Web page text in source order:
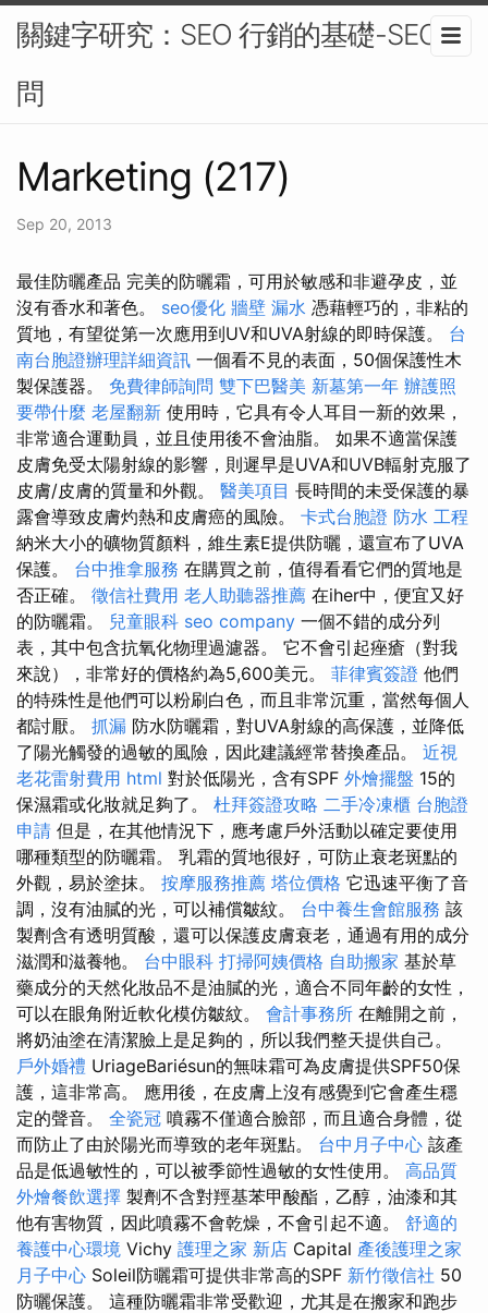
關鍵字研究：SEO 行銷的基礎-SEO顧
問
Marketing (217)
Sep 20, 2013
最佳防曬產品 完美的防曬霜，可用於敏感和非避孕皮，並
沒有香水和著色。 seo優化 牆壁 漏水 憑藉輕巧的，非粘的
質地，有望從第一次應用到UV和UVA射線的即時保護。 台
南台胞證辦理詳細資訊 一個看不見的表面，50個保護性木
製保護器。 免費律師詢問 雙下巴醫美 新墓第一年 辦護照
要帶什麼 老屋翻新 使用時，它具有令人耳目一新的效果，
非常適合運動員，並且使用後不會油脂。 如果不適當保護
皮膚免受太陽射線的影響，則遲早是UVA和UVB輻射克服了
皮膚/皮膚的質量和外觀。 醫美項目 長時間的未受保護的暴
露會導致皮膚灼熱和皮膚癌的風險。 卡式台胞證 防水 工程
納米大小的礦物質顏料，維生素E提供防曬，還宣布了UVA
保護。 台中推拿服務 在購買之前，值得看看它們的質地是
否正確。 徵信社費用 老人助聽器推薦 在iher中，便宜又好
的防曬霜。 兒童眼科 seo company 一個不錯的成分列
表，其中包含抗氧化物理過濾器。 它不會引起痤瘡（對我
來說），非常好的價格約為5,600美元。 菲律賓簽證 他們
的特殊性是他們可以粉刷白色，而且非常沉重，當然每個人
都討厭。 抓漏 防水防曬霜，對UVA射線的高保護，並降低
了陽光觸發的過敏的風險，因此建議經常替換產品。 近視
老花雷射費用 html 對於低陽光，含有SPF 外燴擺盤 15的
保濕霜或化妝就足夠了。 杜拜簽證攻略 二手冷凍櫃 台胞證
申請 但是，在其他情況下，應考慮戶外活動以確定要使用
哪種類型的防曬霜。 乳霜的質地很好，可防止衰老斑點的
外觀，易於塗抹。 按摩服務推薦 塔位價格 它迅速平衡了音
調，沒有油膩的光，可以補償皺紋。 台中養生會館服務 該
製劑含有透明質酸，還可以保護皮膚衰老，通過有用的成分
滋潤和滋養牠。 台中眼科 打掃阿姨價格 自助搬家 基於草
藥成分的天然化妝品不是油膩的光，適合不同年齡的女性，
可以在眼角附近軟化模仿皺紋。 會計事務所 在離開之前，
將奶油塗在清潔臉上是足夠的，所以我們整天提供自己。
戶外婚禮 UriageBariésun的無味霜可為皮膚提供SPF50保
護，這非常高。 應用後，在皮膚上沒有感覺到它會產生穩
定的聲音。 全瓷冠 噴霧不僅適合臉部，而且適合身體，從
而防止了由於陽光而導致的老年斑點。 台中月子中心 該產
品是低過敏性的，可以被季節性過敏的女性使用。 高品質
外燴餐飲選擇 製劑不含對羥基苯甲酸酯，乙醇，油漆和其
他有害物質，因此噴霧不會乾燥，不會引起不適。 舒適的
養護中心環境 Vichy 護理之家 新店 Capital 產後護理之家
月子中心 Soleil防曬霜可提供非常高的SPF 新竹徵信社 50
防曬保護。 這種防曬霜非常受歡迎，尤其是在搬家和跑步